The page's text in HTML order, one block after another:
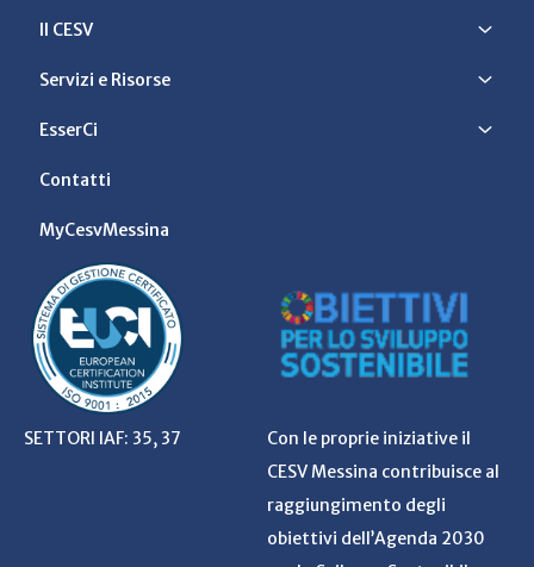
Il CESV
Servizi e Risorse
EsserCi
Contatti
MyCesvMessina
SETTORI IAF: 35, 37
Con le proprie iniziative il
CESV Messina contribuisce al
raggiungimento degli
obiettivi dell’Agenda 2030